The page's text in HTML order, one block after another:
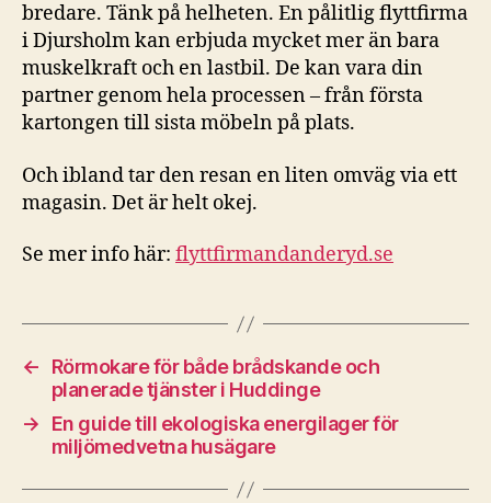
bredare. Tänk på helheten. En pålitlig flyttfirma
i Djursholm kan erbjuda mycket mer än bara
muskelkraft och en lastbil. De kan vara din
partner genom hela processen – från första
kartongen till sista möbeln på plats.
Och ibland tar den resan en liten omväg via ett
magasin. Det är helt okej.
Se mer info här: flyttfirmandanderyd.se
←
Rörmokare för både brådskande och
planerade tjänster i Huddinge
→
En guide till ekologiska energilager för
miljömedvetna husägare